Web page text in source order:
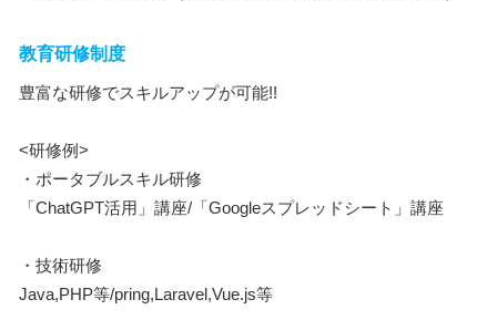
教育研修制度
豊富な研修でスキルアップが可能!!
<研修例>
・ポータブルスキル研修
「ChatGPT活用」講座/「Googleスプレッドシート」講座
・技術研修
Java,PHP等/pring,Laravel,Vue.js等